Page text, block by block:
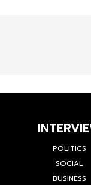
POLITICS
SOCIAL